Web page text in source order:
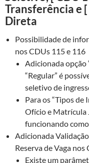
Transferência e
Direta
Possibilidade de
nos CDUs 115 e 116
Adicionada opção
“Regular” é
seletivo de
Para os “Tipos de
Ofício e Matrícula
funcionando
Adicionada
Reserva de Vaga nos
Existe um